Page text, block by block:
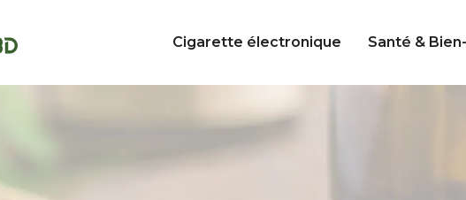
Cigarette électronique Santé &